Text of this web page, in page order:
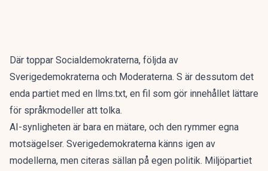
Där toppar Socialdemokraterna, följda av
Sverigedemokraterna och Moderaterna. S är dessutom det
enda partiet med en llms.txt, en fil som gör innehållet lättare
för språkmodeller att tolka.
AI-synligheten är bara en mätare, och den rymmer egna
motsägelser. Sverigedemokraterna känns igen av
modellerna, men citeras sällan på egen politik. Miljöpartiet